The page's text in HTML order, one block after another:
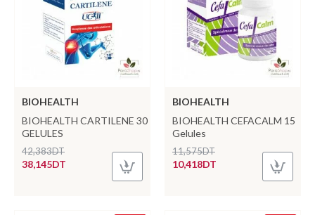
BIOHEALTH
BIOHEALTH CARTILENE 30
GELULES
38,145DT
42,383DT
BIOHEALTH
BIOHEALTH CEFACALM 15
Gelules
10,418DT
11,575DT